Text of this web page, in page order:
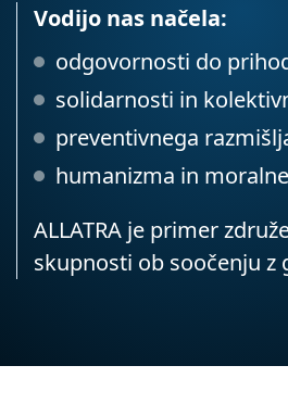
Vodijo nas načela:
odgovornosti do
solidarnosti in
preventivnega
humanizma in
ALLATRA je primer
skupnosti ob soočenju z